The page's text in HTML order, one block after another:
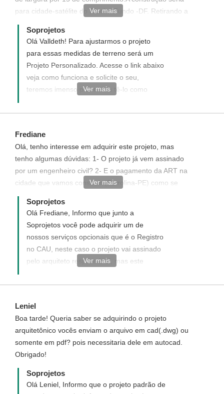
para cidade-satélite do Riacho Fundo -DF. Retirando a
lavanderia do fundo, a área da frente e diminuindo 0,5
m no comprimento da sala, ou seja, diminuindo 3
metros total no comprimento do planta, este projeto se
adequadaria a meu terreno ?? Att, Gildeth
Ver mais
Soprojetos
Olá Valldeth! Para ajustarmos o projeto
para essas medidas de terreno será um
Projeto Personalizado. Acesse o link abaixo
veja como funciona e solicite o seu,
teremos imenso prazer em tê-lo como
http://www.soprojetos.com.br/personalizado
Ver mais
Frediane
Olá, tenho interesse em adquirir este projeto, mas
tenho algumas dúvidas: 1- O projeto já vem assinado
por um engenheiro civil? 2- E o pagamento da ART na
cidade que vamos construir (Petrolina-PE) como se
dá?
Ver mais
Soprojetos
Olá Frediane, Informo que junto a
Soprojetos você pode adquirir um de
nossos serviços opcionais que é o Registro
no CAU, neste caso o projeto vai assinado
pelo arquiteto responsável, mas este
necessário que você contrate um
ou arquiteto) para registrar a obra na
Prefeitura de sua cidade.
Ver mais
Leniel
Boa tarde! Queria saber se adquirindo o projeto
arquitetônico vocês enviam o arquivo em cad(.dwg) ou
somente em pdf? pois necessitaria dele em autocad.
Obrigado!
Soprojetos
Olá Leniel, Informo que o projeto padrão de